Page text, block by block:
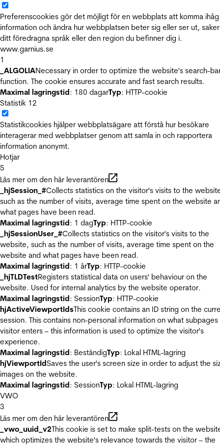
Preferenscookies gör det möjligt för en webbplats att komma ihåg
information och ändra hur webbplatsen beter sig eller ser ut,
ditt föredragna språk eller den region du befinner dig i.
www.garnius.se
1
_ALGOLIANecessary in order to optimize the website's search-
function. The cookie ensures accurate and fast search results.
Maximal lagringstid: 180 dagarTyp: HTTP-cookie
Statistik 12
Statistikcookies hjälper webbplatsägare att förstå hur besökare
interagerar med webbplatser genom att samla in och rapportera
information anonymt.
Hotjar
5
Läs mer om den här leverantören
_hjSession_#Collects statistics on the visitor's visits to the
such as the number of visits, average time spent on the website
what pages have been read.
Maximal lagringstid: 1 dagTyp: HTTP-cookie
_hjSessionUser_#Collects statistics on the visitor's visits to the
website, such as the number of visits, average time spent on the
website and what pages have been read.
Maximal lagringstid: 1 årTyp: HTTP-cookie
_hjTLDTestRegisters statistical data on users' behaviour on the
website. Used for internal analytics by the website operator.
Maximal lagringstid: SessionTyp: HTTP-cookie
hjActiveViewportIdsThis cookie contains an ID string on the
session. This contains non-personal information on what
visitor enters – this information is used to optimize the visitor's
experience.
Maximal lagringstid: BeständigTyp: Lokal HTML-lagring
hjViewportIdSaves the user's screen size in order to adjust the
images on the website.
Maximal lagringstid: SessionTyp: Lokal HTML-lagring
VWO
3
Läs mer om den här leverantören
_vwo_uuid_v2This cookie is set to make split-tests on the
which optimizes the website's relevance towards the visitor – the